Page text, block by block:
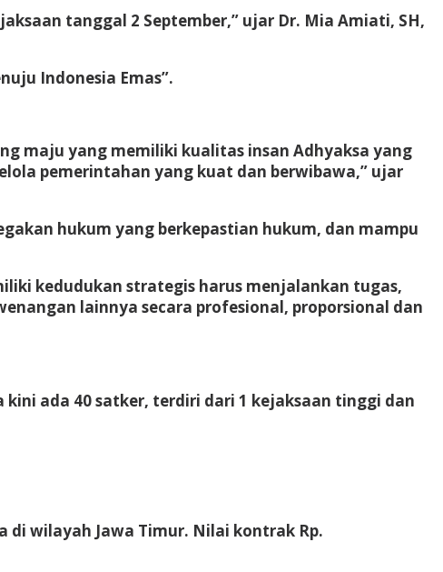
tanggal 2 September,” ujar Dr. Mia Amiati, SH,
Indonesia Emas”.
maju yang memiliki kualitas insan Adhyaksa yang
pemerintahan yang kuat dan berwibawa,” ujar
hukum yang berkepastian hukum, dan mampu
kedudukan strategis harus menjalankan tugas,
lainnya secara profesional, proporsional dan
ada 40 satker, terdiri dari 1 kejaksaan tinggi dan
di wilayah Jawa Timur. Nilai kontrak Rp.